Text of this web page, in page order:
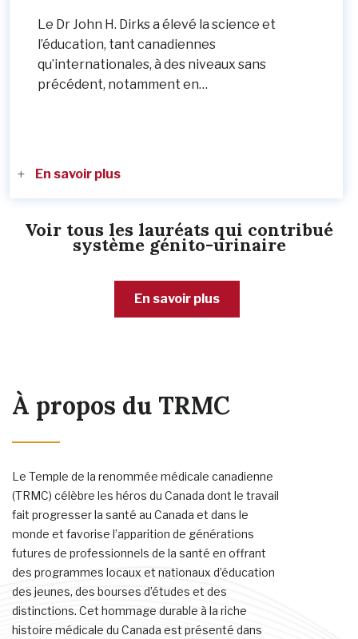
Le Dr John H. Dirks a élevé la science et
l’éducation, tant canadiennes
qu’internationales, à des niveaux sans
précédent, notamment en…
En savoir plus
Voir tous les lauréats qui contribué
système génito-urinaire
En savoir plus
À propos du TRMC
Le Temple de la renommée médicale canadienne
(TRMC) célèbre les héros du Canada dont le travail
fait progresser la santé au Canada et dans le
monde et favorise l’apparition de générations
futures de professionnels de la santé en offrant
des programmes locaux et nationaux d’éducation
des jeunes, des bourses d’études et des
distinctions. Cet hommage durable à la riche
histoire médicale du Canada est présenté dans